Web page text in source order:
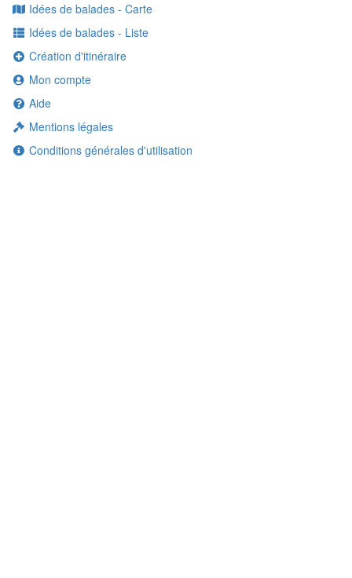
Idées de balades - Carte
Idées de balades - Liste
Création d'itinéraire
Mon compte
Aide
Mentions légales
Conditions générales d'utilisation